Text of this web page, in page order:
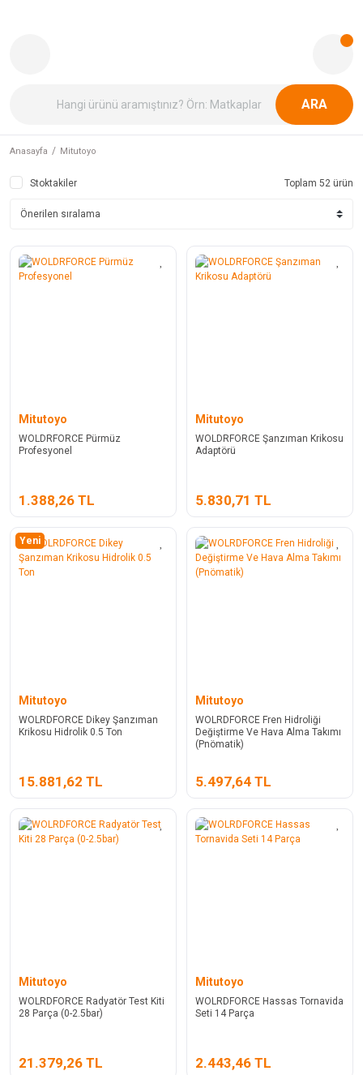
ARA
Anasayfa Mitutoyo
Stoktakiler Toplam 52 ürün
Mitutoyo
WOLDRFORCE Pürmüz
Profesyonel
1.388,26 TL
Mitutoyo
WOLDRFORCE Şanzıman Krikosu
Adaptörü
5.830,71 TL
Yeni
Mitutoyo
WOLRDFORCE Dikey Şanzıman
Krikosu Hidrolik 0.5 Ton
15.881,62 TL
Mitutoyo
WOLRDFORCE Fren Hidroliği
Değiştirme Ve Hava Alma Takımı
(Pnömatik)
5.497,64 TL
Mitutoyo
WOLRDFORCE Radyatör Test Kiti
28 Parça (0-2.5bar)
21.379,26 TL
Mitutoyo
WOLRDFORCE Hassas Tornavida
Seti 14 Parça
2.443,46 TL